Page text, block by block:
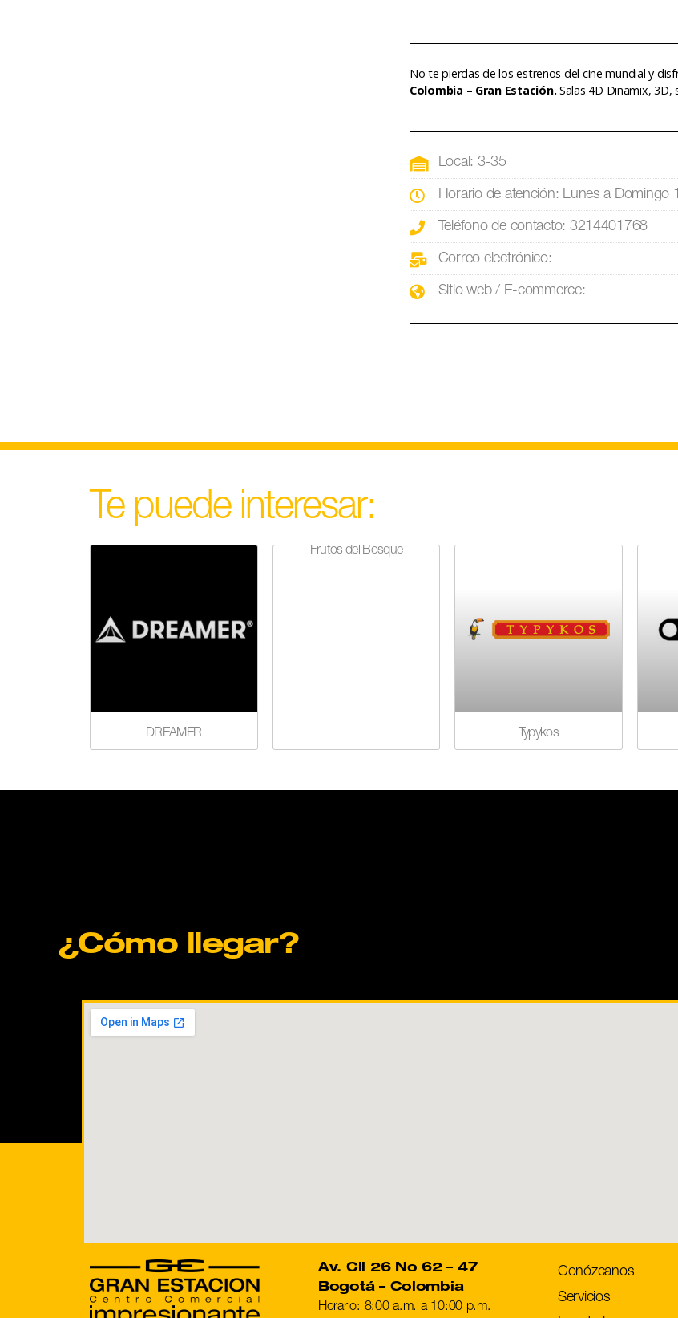
No te pierdas de los estrenos del cine mundial y
Colombia – Gran Estación.Salas 4D Dinamix, 3D,
Local: 3-35
Horario de atención: Lunes a Domingo
Teléfono de contacto: 3214401768
Correo electrónico:
Sitio web / E-commerce:
Te puede interesar:
DREAMER
Frutos del Bosque
Typykos
¿Cómo llegar?
Av. Cll 26 No 62 – 47
Bogotá – Colombia
Horario: 8:00 a.m. a 10:00 p.m.
Conózcanos
Servicios